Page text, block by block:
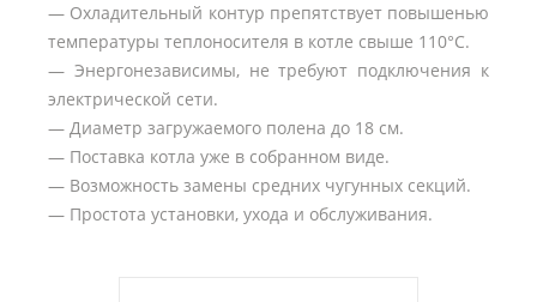
— Охладительный контур препятствует повышенью
температуры теплоносителя в котле свыше 110°С.
— Энергонезависимы, не требуют подключения к
электрической сети.
— Диаметр загружаемого полена до 18 см.
— Поставка котла уже в собранном виде.
— Возможность замены средних чугунных секций.
— Простота установки, ухода и обслуживания.